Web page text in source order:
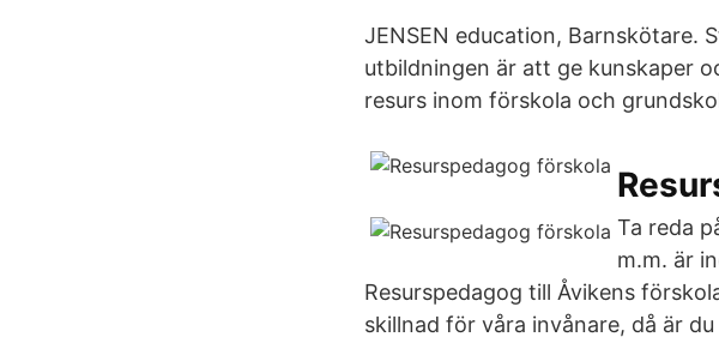
JENSEN education, Barnskötare.
utbildningen är att ge kunskaper
resurs inom förskola och
Ta reda
m.m. är
Resurspedagog till Åvikens
skillnad för våra invånare, då är